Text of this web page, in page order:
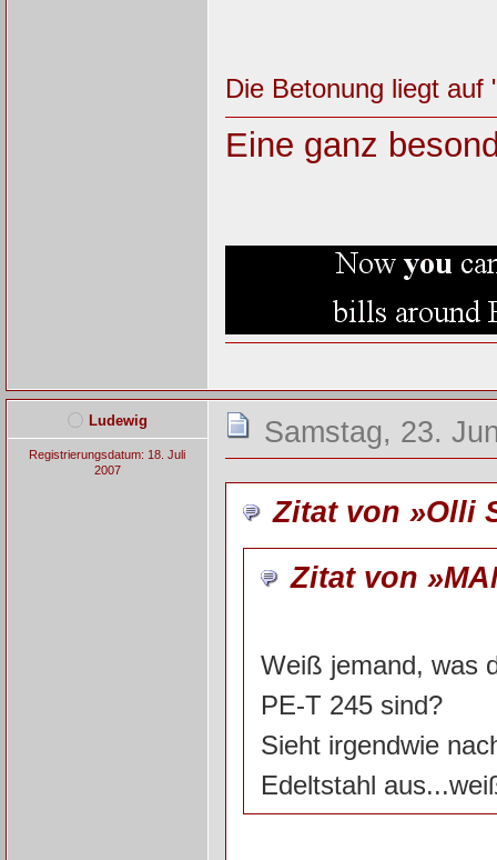
Die Betonung liegt
Eine ganz
Ludewig
Registrierungsdatum: 18. Juli
2007
Samstag, 23.
Zitat von »Olli
Zitat von
Weiß jemand, was
PE-T 245 sind?
Sieht irgendwie
Edeltstahl